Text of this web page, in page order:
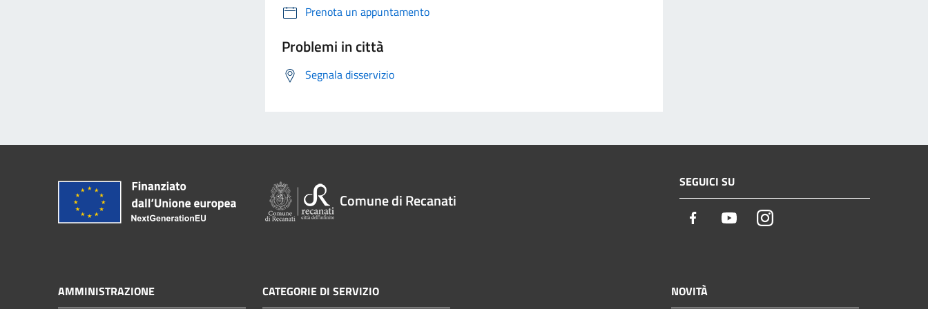
Prenota un appuntamento
Problemi in città
Segnala disservizio
Comune di Recanati
SEGUICI SU
Facebook YoutubeInstagram
AMMINISTRAZIONE CATEGORIE DI SERVIZIO NOVITÀ